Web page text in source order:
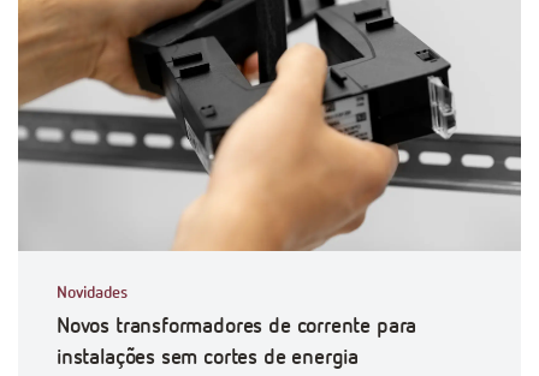
Novidades
Novos transformadores de corrente para
instalações sem cortes de energia